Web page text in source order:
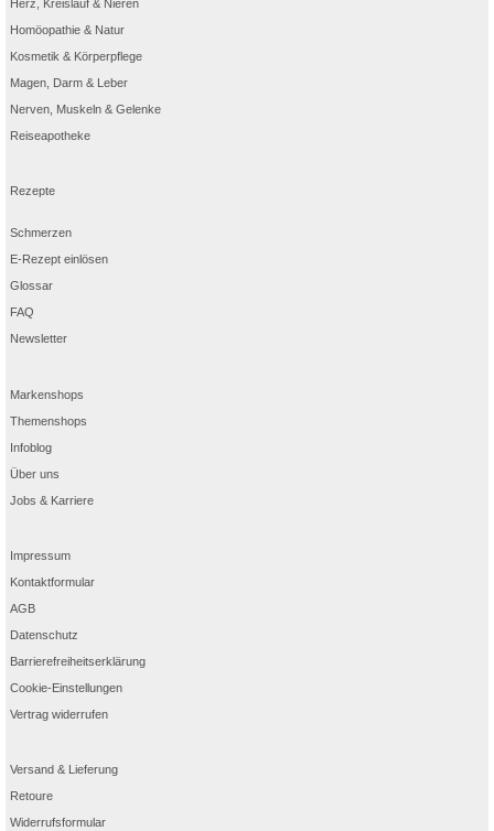
sein. Wir empfehlen, einen Zeitabstand von vier Stunden zur Einnahme von
die Darmtätigkeit reduzieren, sollten Sie formoline L112 nur nach ärztlicher
Gebrauchsinformation.
* Marktführer nach Umsatz MAT 1/23 IQVia Pharmatrend Apotheke und
*** Cnubben, N. et al. (2016). “A single oral dose of a polyglucosamine ..." BMC
Herz, Kreislauf & Nieren
Homöopathie & Natur
Kosmetik & Körperpflege
Magen, Darm & Leber
Nerven, Muskeln & Gelenke
Reiseapotheke
Rezepte
Schmerzen
E-Rezept einlösen
Glossar
FAQ
Newsletter
Markenshops
Themenshops
Infoblog
Über uns
Jobs & Karriere
Impressum
Kontaktformular
AGB
Datenschutz
Barrierefreiheitserklärung
Cookie-Einstellungen
Vertrag widerrufen
Versand & Lieferung
Retoure
Widerrufsformular